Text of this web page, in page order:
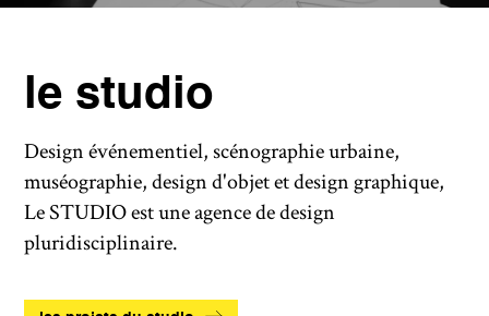
le studio
Design événementiel, scénographie urbaine,
muséographie, design d'objet et design graphique,
Le STUDIO est une agence de design
pluridisciplinaire.